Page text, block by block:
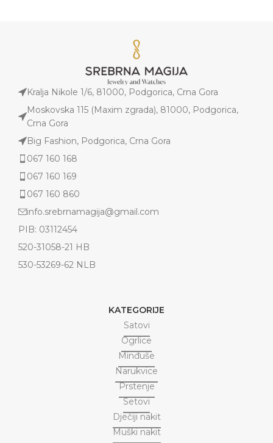
Kralja Nikole 1/6, 81000, Podgorica, Crna Gora
Moskovska 115 (Maxim zgrada), 81000, Podgorica,
Crna Gora
Big Fashion, Podgorica, Crna Gora
067 160 168
067 160 169
067 160 860
info.srebrnamagija@gmail.com
PIB: 03112454
520-31058-21 HB
530-53269-62 NLB
KATEGORIJE
Satovi
Ogrlice
Minđuše
Narukvice
Prstenje
Setovi
Dječiji nakit
Muški nakit